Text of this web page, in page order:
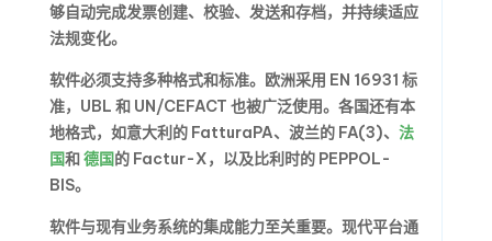
够自动完成发票创建、校验、发送和存档，并持续适应
法规变化。
软件必须支持多种格式和标准。欧洲采用 EN 16931 标
准，UBL 和 UN/CEFACT 也被广泛使用。各国还有本
地格式，如意大利的 FatturaPA、波兰的 FA(3)、 法
国和德国的 Factur-X，以及比利时的 PEPPOL-
BIS。
软件与现有业务系统的集成能力至关重要。现代平台通